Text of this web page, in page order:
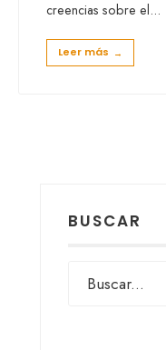
creencias sobre el...
Leer más →
BUSCAR